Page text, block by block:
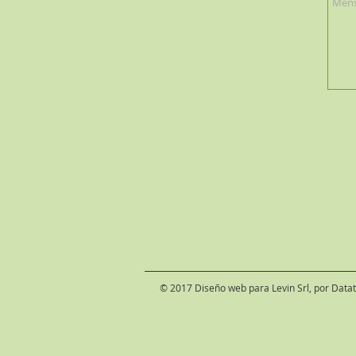
© 2017 Diseño web para Levin Srl, por